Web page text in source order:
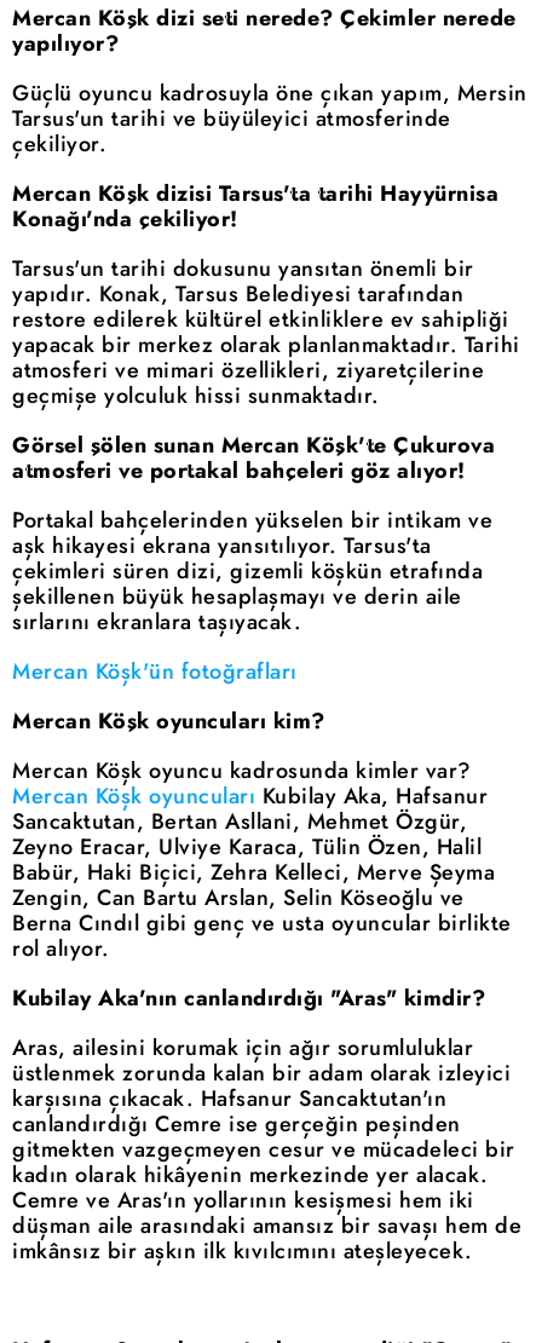
Mercan Köşk dizi seti nerede? Çekimler nerede
yapılıyor?
Güçlü oyuncu kadrosuyla öne çıkan yapım, Mersin
Tarsus'un tarihi ve büyüleyici atmosferinde
çekiliyor.
Mercan Köşk dizisi Tarsus'ta tarihi Hayyürnisa
Konağı'nda çekiliyor!
Tarsus'un tarihi dokusunu yansıtan önemli bir
yapıdır. Konak, Tarsus Belediyesi tarafından
restore edilerek kültürel etkinliklere ev sahipliği
yapacak bir merkez olarak planlanmaktadır. Tarihi
atmosferi ve mimari özellikleri, ziyaretçilerine
geçmişe yolculuk hissi sunmaktadır.
Görsel şölen sunan Mercan Köşk'te Çukurova
atmosferi ve portakal bahçeleri göz alıyor!
Portakal bahçelerinden yükselen bir intikam ve
aşk hikayesi ekrana yansıtılıyor. Tarsus'ta
çekimleri süren dizi, gizemli köşkün etrafında
şekillenen büyük hesaplaşmayı ve derin aile
sırlarını ekranlara taşıyacak.
Mercan Köşk'ün fotoğrafları
Mercan Köşk oyuncuları kim?
Mercan Köşk oyuncu kadrosunda kimler var?
Mercan Köşk oyuncuları Kubilay Aka, Hafsanur
Sancaktutan, Bertan Asllani, Mehmet Özgür,
Zeyno Eracar, Ulviye Karaca, Tülin Özen, Halil
Babür, Haki Biçici, Zehra Kelleci, Merve Şeyma
Zengin, Can Bartu Arslan, Selin Köseoğlu ve
Berna Cındıl gibi genç ve usta oyuncular birlikte
rol alıyor.
Kubilay Aka'nın canlandırdığı "Aras" kimdir?
Aras, ailesini korumak için ağır sorumluluklar
üstlenmek zorunda kalan bir adam olarak izleyici
karşısına çıkacak. Hafsanur Sancaktutan'ın
canlandırdığı Cemre ise gerçeğin peşinden
gitmekten vazgeçmeyen cesur ve mücadeleci bir
kadın olarak hikâyenin merkezinde yer alacak.
Cemre ve Aras'ın yollarının kesişmesi hem iki
düşman aile arasındaki amansız bir savaşı hem de
imkânsız bir aşkın ilk kıvılcımını ateşleyecek.